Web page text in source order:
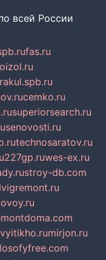
всей России
fas.ru
cemko.ru
superiorsearch.ru
senovosti.ru
technosaratov.ru
227gp.ruwes-ex.ru
stroy-db.com
vyitikho.rumirjon.ru